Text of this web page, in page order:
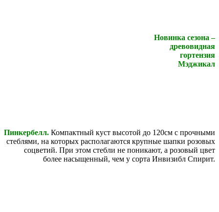
Новинка сезона –
древовидная
гортензия
Мэджикал
Пинкербелл. Компактный куст высотой до 120см с прочными
стеблями, на которых располагаются крупные шапки розовых
соцветий. При этом стебли не поникают, а розовый цвет
более насыщенный, чем у сорта Инвизибл Спирит.